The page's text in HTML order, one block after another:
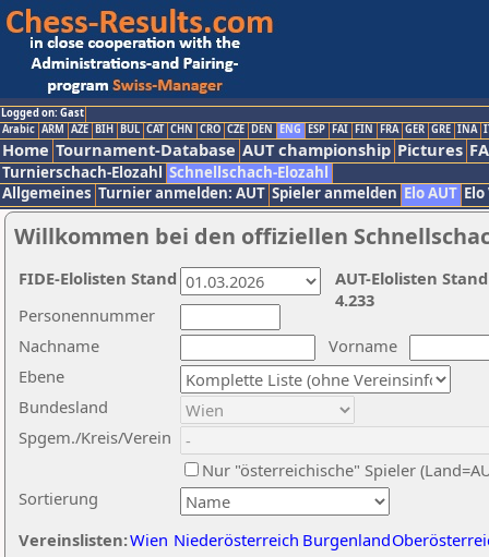
Logged on: Gast
Arabic ARM AZE BIH BUL CAT CHN CRO CZE DEN ENG ESP FAI FIN FRA GER GRE INA
Home Tournament-Database AUT championship Pictures
Turnierschach-Elozahl Schnellschach-Elozahl
Allgemeines Turnier anmelden: AUT Spieler anmelden Elo AUT
Willkommen bei den offiziellen
Nachname
Vorname
Ebene
Sortierung
Personennummer
Bundesland
Spgem./Kreis/Verein
Nur "österreichische" Spieler
Vereinslisten:Wien Niederösterreich Burgenland
AUT-Elolisten
4.233
FIDE-Elolisten Stand